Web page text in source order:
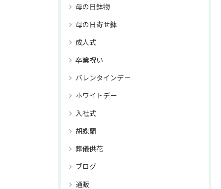
母の日鉢物
母の日寄せ鉢
成人式
卒業祝い
バレンタインデー
ホワイトデー
入社式
胡蝶蘭
葬儀供花
ブログ
通販